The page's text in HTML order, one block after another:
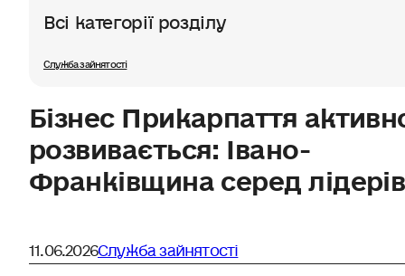
Всі категорії розділу
Служба зайнятості
Бізнес Прикарпаття
розвивається: Івано-
Франківщина серед
11.06.2026Служба зайнятості